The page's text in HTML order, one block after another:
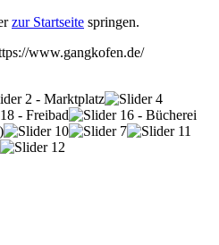
zur Startseite springen.
www.gangkofen.de/